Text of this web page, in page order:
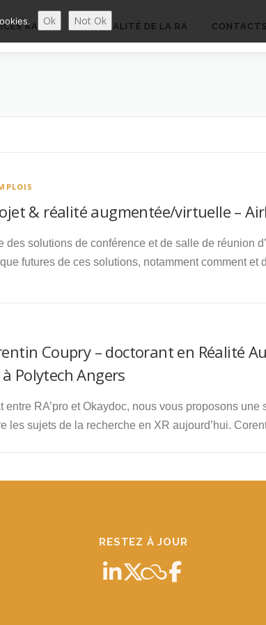
RA’PRO ACTUALITÉ DE LA RA CONTACTS
& réalité augmentée/virtuelle –
des solutions de conférence et de salle de réunion
futures de ces solutions, notamment comment et
Coupry – doctorant en Réalité
Polytech Angers
entre RA’pro et Okaydoc, nous vous proposons une
les sujets de la recherche en XR aujourd’hui.
RESTEZ À JOUR
Ok Not Ok